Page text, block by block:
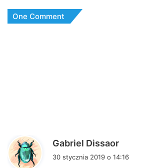
One Comment
Gabriel Dissaor
30 stycznia 2019 o 14:16